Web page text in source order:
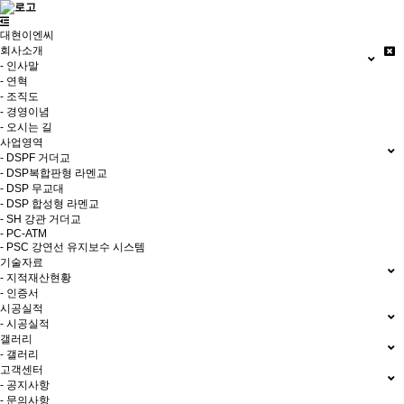
대현이엔씨
회사소개
- 인사말
- 연혁
- 조직도
- 경영이념
- 오시는 길
사업영역
- DSPF 거더교
- DSP복합판형 라멘교
- DSP 무교대
- DSP 합성형 라멘교
- SH 강관 거더교
- PC-ATM
- PSC 강연선 유지보수 시스템
기술자료
- 지적재산현황
- 인증서
시공실적
- 시공실적
갤러리
- 갤러리
고객센터
- 공지사항
- 문의사항